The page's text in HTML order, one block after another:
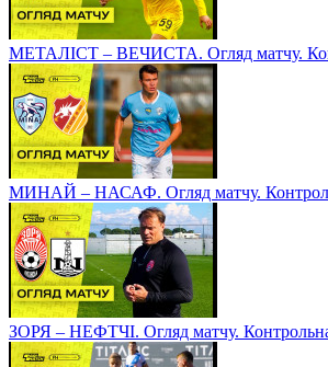
МЕТАЛІСТ – ВЕЧИСТА. Огляд матчу.
МИНАЙ – НАСАФ. Огляд матчу.
ЗОРЯ – НЕФТЧІ. Огляд матчу.